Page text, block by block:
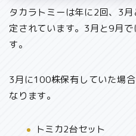
タカラトミーは年に2回、3
定されています。3月と9月
す。
3月に100株保有していた場
なります。
トミカ2台セット